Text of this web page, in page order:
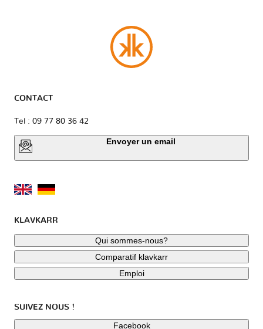
CONTACT
Tel : 09 77 80 36 42
Envoyer un email
KLAVKARR
Qui sommes-nous?
Comparatif klavkarr
Emploi
SUIVEZ NOUS !
Facebook